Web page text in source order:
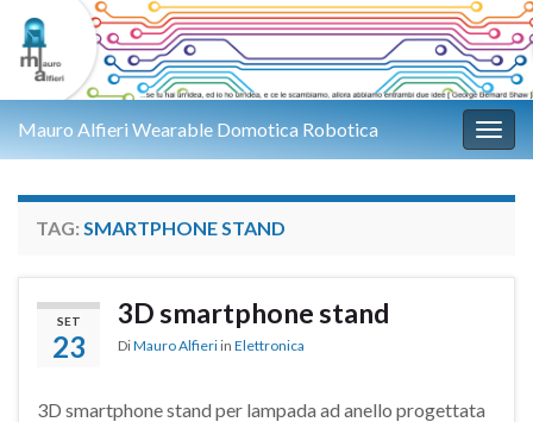
Mauro Alfieri Wearable Domotica Robotica
TAG: SMARTPHONE STAND
SET
23
3D smartphone stand
DiMauro Alfieri in Elettronica
3D smartphone stand per lampada ad anello progettata